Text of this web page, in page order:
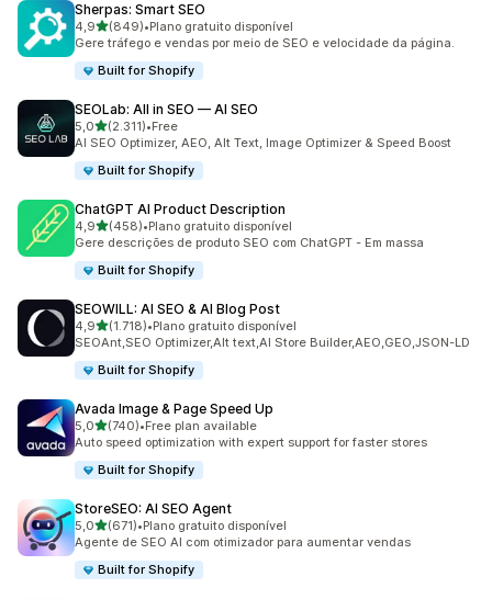
Sherpas: Smart SEO
4,9de 5 estrelas
(849)
849 total de avaliações
•Plano gratuito disponível
Gere tráfego e vendas por meio de SEO e velocidade da página.
Built for Shopify
SEOLab: All in SEO — AI SEO
5,0de 5 estrelas
(2.311)
2311 total de avaliações
•Free
AI SEO Optimizer, AEO, Alt Text, Image Optimizer & Speed Boost
Built for Shopify
ChatGPT AI Product Description
4,9de 5 estrelas
(458)
458 total de avaliações
•Plano gratuito disponível
Gere descrições de produto SEO com ChatGPT - Em massa
Built for Shopify
SEOWILL: AI SEO & AI Blog Post
4,9de 5 estrelas
(1.718)
1718 total de avaliações
•Plano gratuito disponível
SEOAnt,SEO Optimizer,Alt text,AI Store Builder,AEO,GEO,JSON-LD
Built for Shopify
Avada Image & Page Speed Up
5,0de 5 estrelas
(740)
740 total de avaliações
•Free plan available
Auto speed optimization with expert support for faster stores
Built for Shopify
StoreSEO: AI SEO Agent
5,0de 5 estrelas
(671)
671 total de avaliações
•Plano gratuito disponível
Agente de SEO AI com otimizador para aumentar vendas
Built for Shopify